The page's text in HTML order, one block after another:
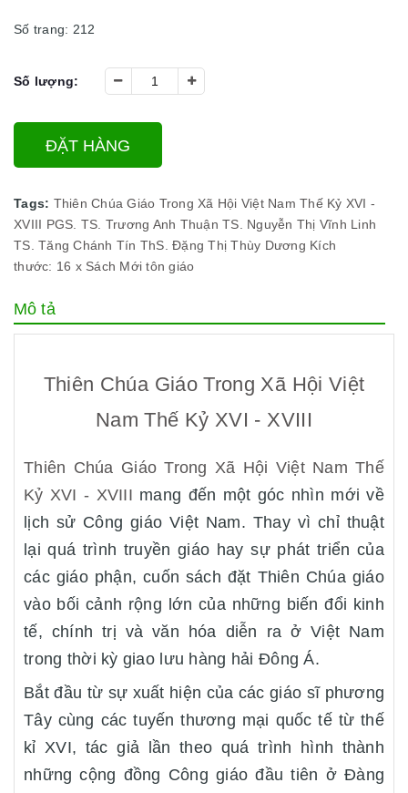
Số trang: 212
Số lượng:
ĐẶT HÀNG
Tags: Thiên Chúa Giáo Trong Xã Hội Việt Nam Thế Kỷ XVI -
XVIII PGS. TS. Trương Anh Thuận TS. Nguyễn Thị Vĩnh Linh
TS. Tăng Chánh Tín ThS. Đặng Thị Thùy Dương Kích
thước: 16 x Sách Mới tôn giáo
Mô tả
Thiên Chúa Giáo Trong Xã Hội Việt
Nam Thế Kỷ XVI - XVIII
Thiên Chúa Giáo Trong Xã Hội Việt Nam Thế
Kỷ XVI - XVIII mang đến một góc nhìn mới về
lịch sử Công giáo Việt Nam. Thay vì chỉ thuật
lại quá trình truyền giáo hay sự phát triển của
các giáo phận, cuốn sách đặt Thiên Chúa giáo
vào bối cảnh rộng lớn của những biến đổi kinh
tế, chính trị và văn hóa diễn ra ở Việt Nam
trong thời kỳ giao lưu hàng hải Đông Á.
Bắt đầu từ sự xuất hiện của các giáo sĩ phương
Tây cùng các tuyến thương mại quốc tế từ thế
kỉ XVI, tác giả lần theo quá trình hình thành
những cộng đồng Công giáo đầu tiên ở Đàng